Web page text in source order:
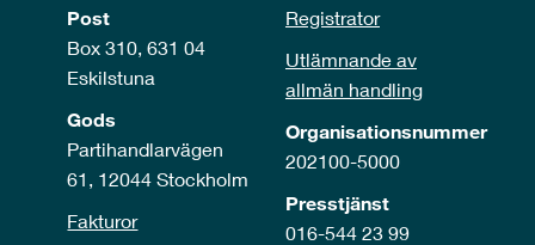
Post
Box 310, 631 04
Eskilstuna
Gods
Partihandlarvägen
61, 12044 Stockholm
Fakturor
Registrator
Utlämnande av
allmän handling
Organisationsnummer
202100-5000
Presstjänst
016-544 23 99